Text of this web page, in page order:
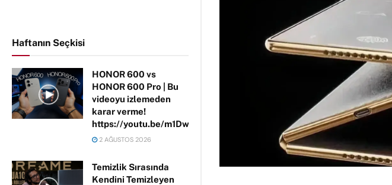
Haftanın Seçkisi
HONOR 600 vs
HONOR 600 Pro | Bu
videoyu izlemeden
karar verme!
https://youtu.be/m1DwhP3lPCM
2 AĞUSTOS 2026
Temizlik Sırasında
Kendini Temizleyen